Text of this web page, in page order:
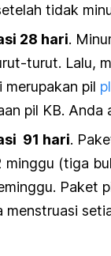
tidak
28 hari.
turut. Lalu,
merupakan pil
pil KB.
91 hari.
minggu (tiga
Paket
menstruasi